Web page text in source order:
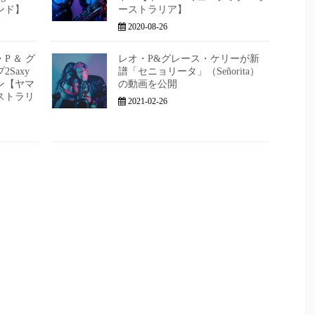
】
ーストラリア】
2020-08-26
P ＆ グ
2Saxy
【ヤマ
トラリ
レオ・P&グレース・ケリーが新
譜「セニョリータ」（Señorita）
の動画を公開
2021-02-26